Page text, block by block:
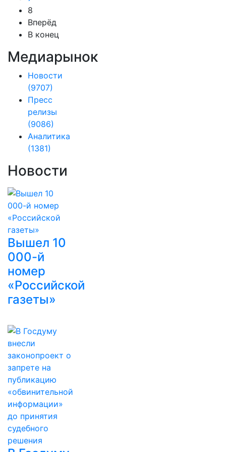
8
Вперёд
В конец
Медиарынок
Новости
(9707)
Пресс
релизы
(9086)
Аналитика
(1381)
Новости
Вышел 10
000-й
номер
«Российской
газеты»